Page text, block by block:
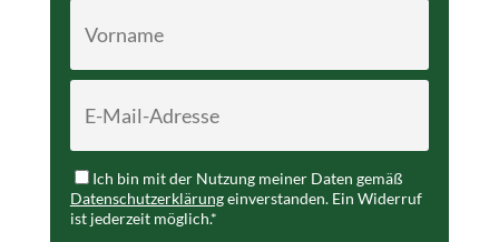
Ich bin mit der Nutzung meiner Daten gemäß
Datenschutzerklärungeinverstanden. Ein Widerruf
ist jederzeit möglich.*